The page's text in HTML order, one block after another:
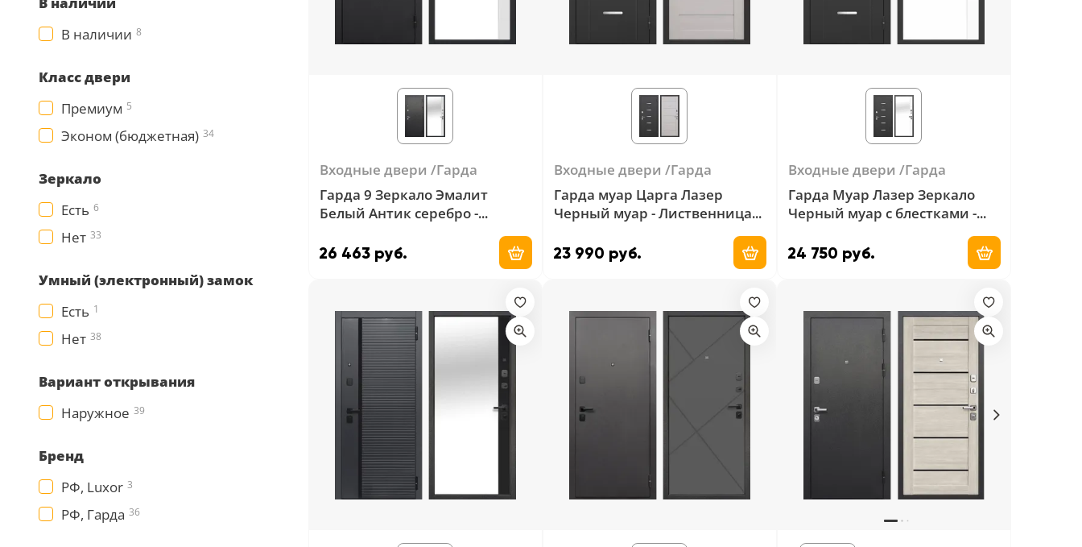
В наличии 8
Класс двери
Премиум 5
Эконом (бюджетная) 34
Зеркало
Есть 6
Нет 33
Умный (электронный) замок
Есть 1
Нет 38
Вариант открывания
Наружное 39
Бренд
РФ, Luxor 3
РФ, Гарда 36
Входные двери
Гарда
Гарда 9 Зеркало Эмалит
Белый Антик серебро -
26 463 руб. Добавить в корзину
Входные двери
Гарда
Гарда муар Царга Лазер
Черный муар - Лиственница
23 990 руб. Добавить в корзину
Входные двери
Гарда
Гарда Муар Лазер Зеркало
Черный муар с блестками -
24 750 руб. Добавить в